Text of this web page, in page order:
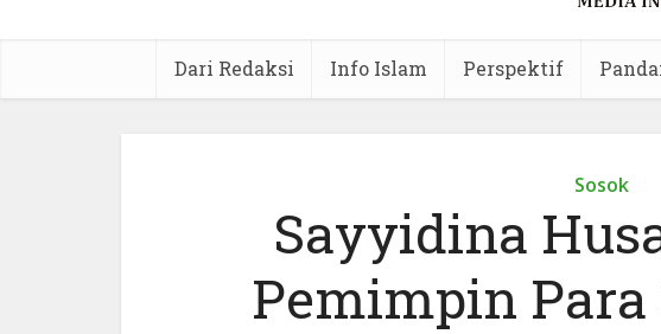
Dari Redaksi Info Islam Perspektif
Sosok
Sayyidina
Pemimpin Para